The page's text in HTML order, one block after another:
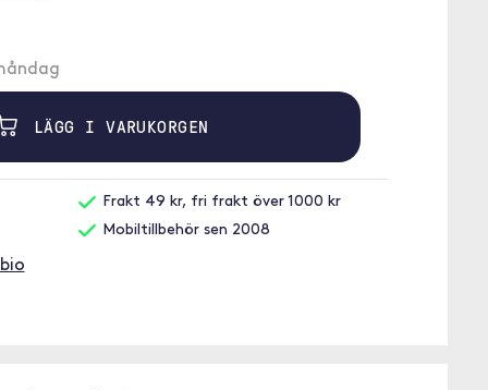
LÄGG I VARUKORGEN
Frakt 49 kr, fri frakt över 1000 kr
Mobiltillbehör sen 2008